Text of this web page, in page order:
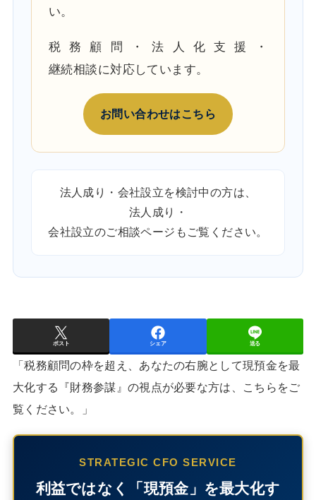
い。
税務顧問・法人化支援・
継続相談に対応しています。
お問い合わせはこちら
法人成り・会社設立を検討中の方は、
法人成り・
会社設立のご相談ページ もご覧ください。
ポスト シェア 送る
「税務顧問の枠を超え、あなたの右腕として現預金を最
大化する『財務参謀』の視点が必要な方は、こちらをご
覧ください。」
STRATEGIC CFO SERVICE
利益ではなく「現預金」を最大化す